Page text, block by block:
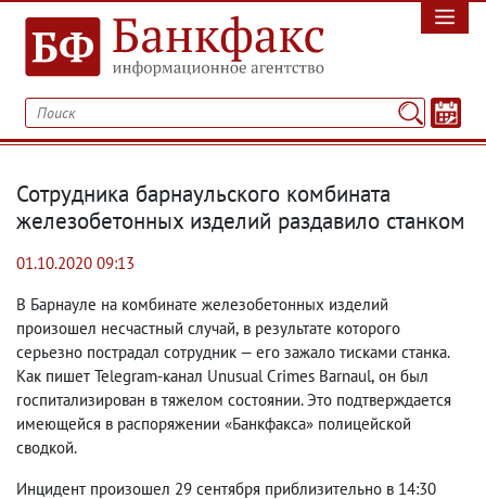
Сотрудника барнаульского комбината
железобетонных изделий раздавило станком
01.10.2020 09:13
В Барнауле на комбинате железобетонных изделий
произошел несчастный случай, в результате которого
серьезно пострадал сотрудник — его зажало тисками станка.
Как пишет Telegram-канал Unusual Crimes Barnaul, он был
госпитализирован в тяжелом состоянии. Это подтверждается
имеющейся в распоряжении «Банкфакса» полицейской
сводкой.
Инцидент произошел 29 сентября приблизительно в 14:30